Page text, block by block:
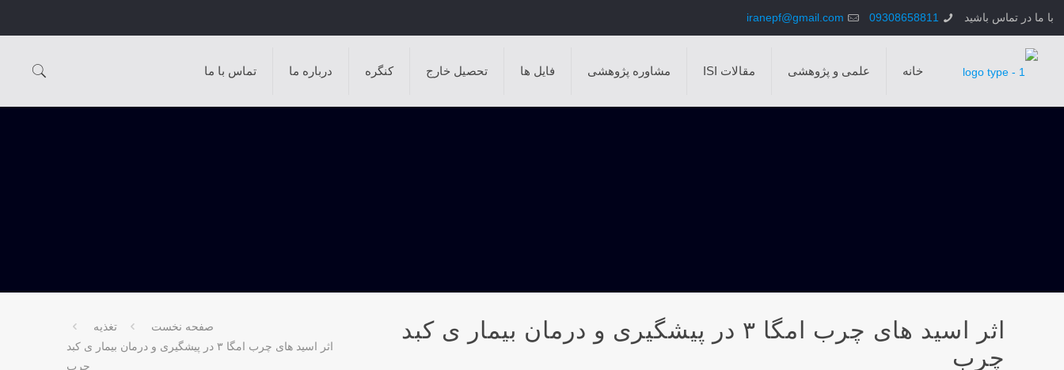
با ما در تماس باشید 09308658811
iranepf@gmail.com
خانه علمی و پژوهشی مقالات ISI مشاوره پژوهشی فایل ها تحصیل خارج کنگره درباره ما تماس با ما
اثر اسید های چرب امگا ۳ در پیشگیری و درمان بیمار ی کبد
چرب
صفحه نخست
تغذیه
اثر اسید های چرب امگا ۳ در پیشگیری و درمان بیمار ی کبد
چرب